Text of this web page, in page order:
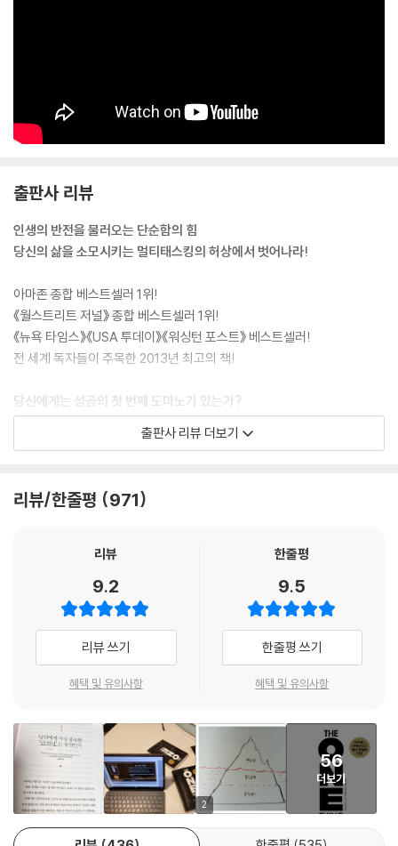
된다. 성공은 성공 위에 쌓이고, 이런 일이 반복적으로 일어나면 최고로 높
은 수준의 성공을 향해 움직일 수 있게 된다. ---「제2장, 도미노 효과」
얼마나 자주 멀티태스킹을 하는지 알아보았다. 그런 다음 학생들을 멀티태
태스킹을 하는 사람들이 더 좋은 결과를 내리라는 가정을 바탕으로 실험을
시작했다. 하지만 그들의 이러한 생각은 틀린 것으로 판가름 났다.
태스킹을 잘하는 사람들은 오히려 관련 없는 일에 푹 빠져 쓸데없는 시간
을 보내는 것이 관찰됐습니다.” 나스의 말이다. 그들의 성과는 모든 면에서
뒤떨어졌다. 그들 스스로나 세상 사람들이 보기에 그들은 멀티태스킹 능력
에 매우 뛰어난 것 같았지만 거기에는 한 가지 문제가 있었다. 나스의 말을
이란 허상이다. ---「제5장, 멀티태스킹은 곧 능력이다」
스콧 포스톨이라는 사람의 이야기를 들려주고자 한다. 그는 새로운 팀에
으면 “많은 실수를 저지르며 고생하겠지만 결과적으로 평생 기억에 남을
무언가를 하게 될 기회가 무궁무진할 것”이라고 말했다. 그는 회사 전반에
사람들만 팀원으로 뽑았다. 나중에 그가 드웩의 책을 읽고 그녀에게 말한
것처럼 ‘성장의 사고방식’(growth-minded)을 가진 사람들을 찾고 있었
던 것이다. 이 이야기가 왜 중요할까? 스콧 포스톨의 이름은 들어 본 적이
없다고 해도 그가 그렇게 소집한 팀이 내놓은 결과물을 모를 수는 없을 것
이다. 포스톨은 애플의 수석 부사장이었고, 그가 뽑은 팀원들이 만든 것은
바로 아이폰이었다. ---「제9장, 크게 벌이는 일은 위험하다」
과도 있다. 총 262명의 학생들을 대상으로 시각화가 결과에 어떤 영향을
미치는지 조사했다. 학생들을 두 그룹으로 나누고 한 그룹의 학생들은 원
하는 결과를 마음속에 그려 보았고(예를 들어 시험에서 A학점을 받는 것),
다른 한 그룹은 원하는 결과를 얻기 위해 필요한 과정(시험에서 A학점을
받기 위해 필요한 공부 과정 등)을 머릿속에 그렸다. 결론적으로 말하면 과
정을 시각화한 학생들이 전반적으로 더 나은 결과를 얻었다. 결과만을 그
출판사 리뷰
인생의 반전을 불러오는 단순함의 힘
당신의 삶을 소모시키는 멀티태스킹의 허상에서 벗어나라!
아마존 종합 베스트셀러 1위!
《월스트리트 저널》 종합 베스트셀러 1위!
《뉴욕 타임스》《USA 투데이》《워싱턴 포스트》 베스트셀러!
전 세계 독자들이 주목한 2013년 최고의 책!
당신에게는 성공의 첫 번째 도미노가 있는가?
주위를 돌아보면 ‘무슨 일을 해도 어쩌면 저렇게 잘 풀릴까’라는 생각이 들
게 하는 사람이 한 명씩은 꼭 있기 마련이다. 반대로 정말 열심히 살지만 제
좌절하곤 한다. 하지만 그건 사실이 아니다. 위대한 성과를 내는 남다른 인
냐, ‘필요 없는 일’에 에너지를 낭비했느냐에 있다.
들’의 ‘순서’를 계획해놓고 ‘가장 알맞은 타이밍’에 첫 번째 일을 ‘제대로’ 해
낸다. 한 번 넘어지기 시작하면 멈추지 않는 도미노처럼 그들은 처음의 성
공을 다음 행동과 연결 지음으로써 더 크고 더 위대한 성공을 이끌어낸다.
그들은 첫 번째 도미노만 정확히 찾아 쓰러뜨린다면 줄지어 늘어선 수많은
도미노는 자연히 쓰러지게 된다는 성공의 도미노 효과를 누구보다 잘 알고
Thing)’이라 부르는 이것을 찾아낼 수만 있다면 누구나 술술 잘 풀리는 인
생을 경험할 수 있다.
The One Thing, 복잡한 세상에서 나만의 중심을 잃지 않는 법
《원씽 The One Thing》은 미국에서 가장 큰 투자개발 회사의 대표이자
총 130만 부 이상이 팔린 베스트셀러의 저자 게리 켈러와 제이 파파산이
출판사 리뷰 더보기
리뷰/한줄평 971
리뷰
9.2
리뷰 쓰기
혜택 및 유의사항
한줄평
9.5
한줄평 쓰기
혜택 및 유의사항
2
56
더보기